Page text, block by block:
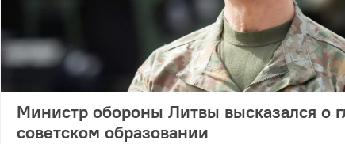
Министр обороны Литвы высказался о
советском образовании